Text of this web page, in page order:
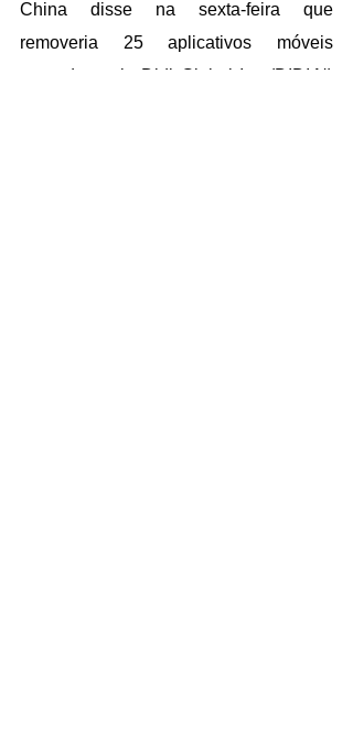
China disse na sexta-feira que
removeria 25 aplicativos móveis
operados pela Didi Global Inc (DIDI.N)